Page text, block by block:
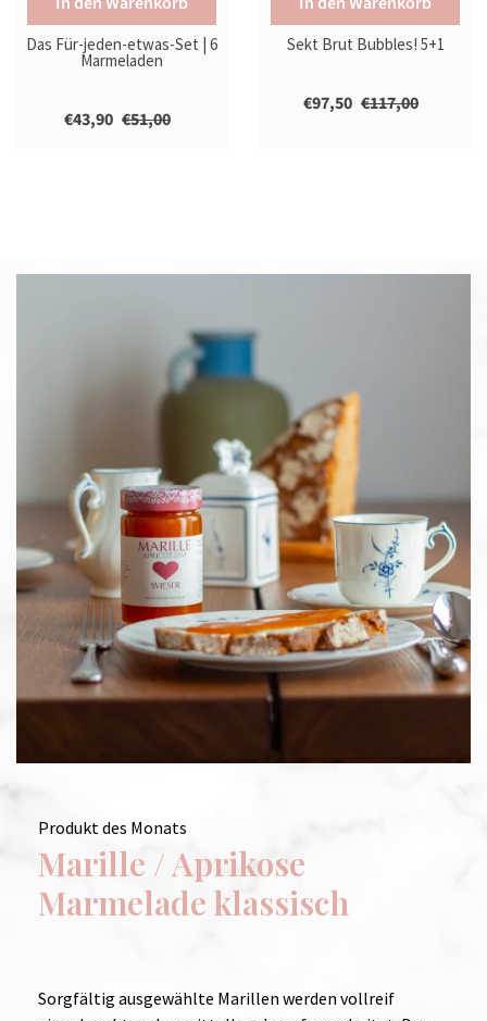
Das Für-jeden-etwas-Set | 6
Marmeladen
€43,90 €51,00
Sekt Brut Bubbles! 5+1
€97,50 €117,00
Produkt des Monats
Marille / Aprikose
Marmelade klassisch
Sorgfältig ausgewählte Marillen werden vollreif